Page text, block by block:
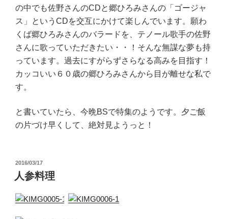
の中でも佐野さんのCDと郷ひろみさんの「ゴージャ
ス」というCDを交互にかけて楽しんでいます。願わ
くば郷ひろみさんのバラードを、テノール歌手の佐野
さんに歌っていただきたい・・！そんな無謀な夢も持
っています。過去にすがらずさらなる高みを目指す！
カッコいい６０歳の郷ひろみさんから目が離せな私で
す。
と書いていたら、今晩BSで特集のようです。夕ご飯
の片づけ早くして、絶対見ようっと！
投
稿
日:
2016/03/17
人参料理